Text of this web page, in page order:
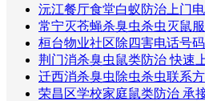
沅江餐厅食堂白蚁防治上门
常宁灭苍蝇杀臭虫杀虫灭鼠
桓台物业社区除四害电话号
荆门消杀臭虫鼠类防治 快速
迁西消杀臭虫除虫杀虫联系
荣昌区学校家庭鼠类防治 承